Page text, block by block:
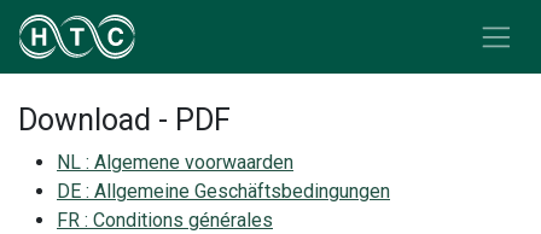
Overslaan naar inhoud
Download - PDF
NL : Algemene voorwaarden
DE : Allgemeine Geschäftsbedingungen
FR : Conditions générales